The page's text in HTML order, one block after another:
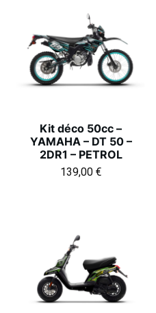
Kit déco 50cc –
YAMAHA – DT 50 –
2DR1 – PETROL
139,00 €